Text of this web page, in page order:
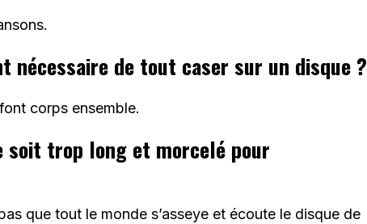
nécessaire de tout caser sur un disque ?
corps ensemble.
soit trop long et morcelé pour
que tout le monde s’asseye et écoute le disque de